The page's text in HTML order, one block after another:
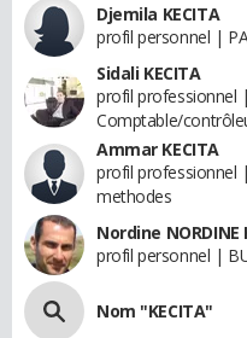
Djemila KECITA
profil personnel |
Sidali KECITA
profil professionnel
Comptable/
Ammar KECITA
profil professionnel
methodes
Nordine NORDINE
profil personnel |
Nom "KECITA"